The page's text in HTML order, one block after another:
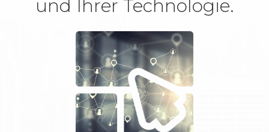
und Ihrer Technologie.